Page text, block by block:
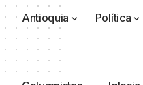
Antioquia Política